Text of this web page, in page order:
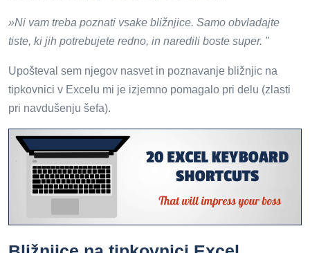
»Ni vam treba poznati vsake bližnjice. Samo obvladajte
tiste, ki jih potrebujete redno, in naredili boste super. "
Upošteval sem njegov nasvet in poznavanje bližnjic na
tipkovnici v Excelu mi je izjemno pomagalo pri delu (zlasti
pri navdušenju šefa).